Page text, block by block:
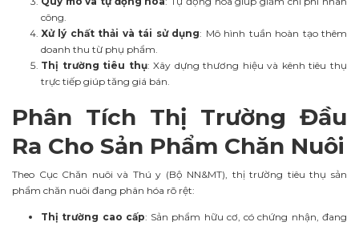
công.
Xử lý chất thải và tái sử dụng: Mô hình tuần hoàn tạo thêm
doanh thu từ phụ phẩm.
Thị trường tiêu thụ: Xây dựng thương hiệu và kênh tiêu thụ
trực tiếp giúp tăng giá bán.
Phân Tích Thị Trường Đầu
Ra Cho Sản Phẩm Chăn Nuôi
Theo Cục Chăn nuôi và Thú y (Bộ NN&MT), thị trường tiêu thụ sản
phẩm chăn nuôi đang phân hóa rõ rệt:
Thị trường cao cấp: Sản phẩm hữu cơ, có chứng nhận, đang